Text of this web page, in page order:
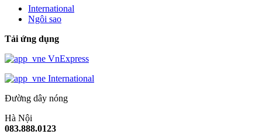
International
Ngôi sao
Tải ứng dụng
VnExpress
International
Đường dây nóng
Hà Nội
083.888.0123